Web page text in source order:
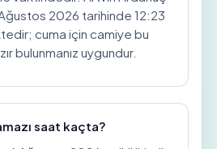
2026 tarihinde 12:23
cuma için camiye bu
bulunmanız uygundur.
saat kaçta?